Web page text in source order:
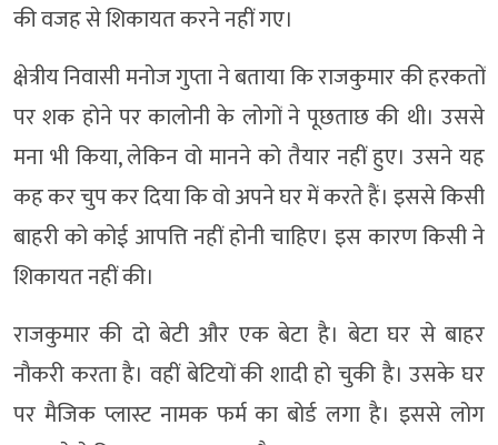
की वजह से शिकायत करने नहीं गए।
क्षेत्रीय निवासी मनोज गुप्ता ने बताया कि राजकुमार की हरकतों
पर शक होने पर कालोनी के लोगों ने पूछताछ की थी। उससे
मना भी किया, लेकिन वो मानने को तैयार नहीं हुए। उसने यह
कह कर चुप कर दिया कि वो अपने घर में करते हैं। इससे किसी
बाहरी को कोई आपत्ति नहीं होनी चाहिए। इस कारण किसी ने
शिकायत नहीं की।
राजकुमार की दो बेटी और एक बेटा है। बेटा घर से बाहर
नाैकरी करता है। वहीं बेटियों की शादी हो चुकी है। उसके घर
पर मैजिक प्लास्ट नामक फर्म का बोर्ड लगा है। इससे लोग